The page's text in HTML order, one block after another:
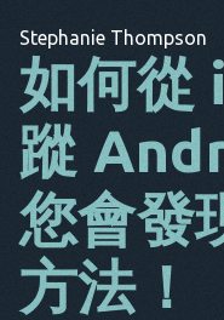
Stephanie Thompson
如何從
蹤
您會發
方法！